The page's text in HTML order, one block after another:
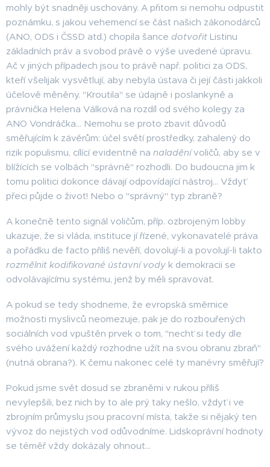
mohly být snadněji uschovány. A přitom si nemohu odpustit
poznámku, s jakou vehemencí se část našich zákonodárců
(ANO, ODS i ČSSD atd.) chopila šance dotvořit Listinu
základních práv a svobod právě o výše uvedené úpravu.
Ač v jiných případech jsou to právě např. politici za ODS,
kteří všelijak vysvětlují, aby nebyla ústava či její části jakkoli
účelově měněny. "Kroutila" se údajně i poslankyně a
právnička Helena Válková na rozdíl od svého kolegy za
ANO Vondráčka... Nemohu se proto zbavit důvodů
směřujícím k závěrům: účel světí prostředky, zahalený do
rizik populismu, cílící evidentně na naladěnívoličů, aby se v
blížících se volbách "správně" rozhodli. Do budoucna jim k
tomu politici dokonce dávají odpovídající nástroj... Vždyť
přeci půjde o život! Nebo o "správný" typ zbraně?
A konečně tento signál voličům, příp. ozbrojeným lobby
ukazuje, že si vláda, instituce jí řízené, vykonavatelé práva
a pořádku de facto příliš nevěří, dovolují-li a povolují-li takto
rozmělnit kodifikované ústavní vody k demokracii se
odvolávajícímu systému, jenž by měli spravovat.
A pokud se tedy shodneme, že evropská směrnice
možnosti myslivců neomezuje, pak je do rozbouřených
sociálních vod vpuštěn prvek o tom, "nechť si tedy dle
svého uvážení každý rozhodne užít na svou obranu zbraň"
(nutná obrana?). K čemu nakonec celé ty manévry směřují?
Pokud jsme svět dosud se zbraněmi v rukou příliš
nevylepšili, bez nich by to ale prý taky nešlo, vždyť i ve
zbrojním průmyslu jsou pracovní místa, takže si nějaký ten
vývoz do nejistých vod odůvodníme. Lidskoprávní hodnoty
se téměř vždy dokázaly ohnout...